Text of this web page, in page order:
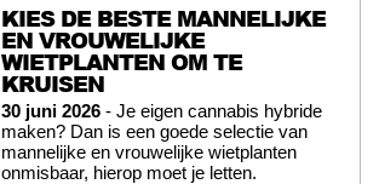
KIES DE BESTE MANNELIJKE
EN VROUWELIJKE
WIETPLANTEN OM TE
KRUISEN
30 juni 2026 - Je eigen cannabis hybride
maken? Dan is een goede selectie van
mannelijke en vrouwelijke wietplanten
onmisbaar, hierop moet je letten.